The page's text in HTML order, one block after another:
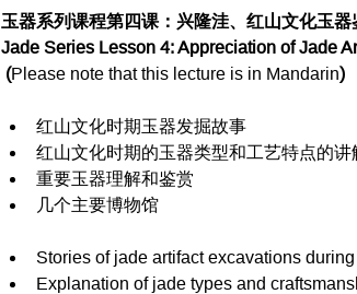
玉器系列课程第四课：兴隆洼、红山文化玉器
Jade Series Lesson 4: Appreciation of Jade
(Please note that this lecture is in Mandarin)
红山文化时期玉器发掘故事
红山文化时期的玉器类型和工艺特点的讲
重要玉器理解和鉴赏
几个主要博物馆
Stories of jade artifact excavations
Explanation of jade types and